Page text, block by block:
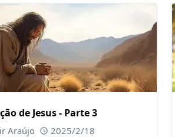
de Jesus - Parte 3
Araújo 2025/2/18